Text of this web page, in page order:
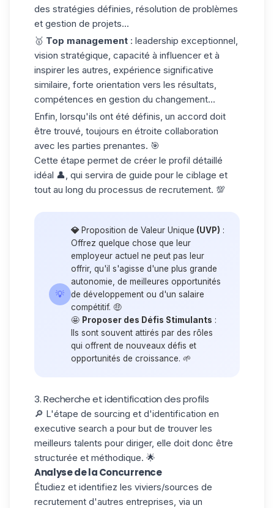
des stratégies définies, résolution de problèmes
et gestion de projets...
🥇 Top management : leadership exceptionnel,
vision stratégique, capacité à influencer et à
inspirer les autres, expérience significative
similaire, forte orientation vers les résultats,
compétences en gestion du changement...
Enfin, lorsqu'ils ont été définis, un accord doit
être trouvé, toujours en étroite collaboration
avec les parties prenantes. 🎯
Cette étape permet de créer le profil détaillé
idéal 👤, qui servira de guide pour le ciblage et
tout au long du processus de recrutement. 💯
💡
💎 Proposition de Valeur Unique (UVP) :
Offrez quelque chose que leur
employeur actuel ne peut pas leur
offrir, qu'il s'agisse d'une plus grande
autonomie, de meilleures opportunités
de développement ou d'un salaire
compétitif. 🤑
🤩 Proposer des Défis Stimulants :
Ils sont souvent attirés par des rôles
qui offrent de nouveaux défis et
opportunités de croissance. 🌱
3. Recherche et identification des profils
🔎 L'étape de sourcing et d'identification en
executive search a pour but de trouver les
meilleurs talents pour diriger, elle doit donc être
structurée et méthodique. 🌟
Analyse de la Concurrence
Étudiez et identifiez les viviers/sources de
recrutement d'autres entreprises , via un